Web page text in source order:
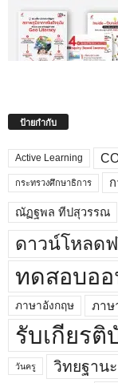
ป้ายกำกับ
Active Learning
กระทรวงศึกษาธิการ
ณัฏฐพล ทีปสุวรรณ
ดาวน์โหลด
ทดสอบอ
ภาษาอังกฤษ ภาษ
รับเกียรติ
วันครู วิทยฐานะ